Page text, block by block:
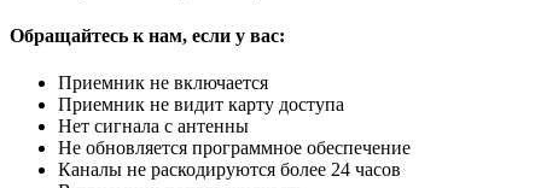
Обращайтесь к нам, если у вас:
Приемник не включается
Приемник не видит карту доступа
Нет сигнала с антенны
Не обновляется программное обеспечение
Каналы не раскодируются более 24 часов